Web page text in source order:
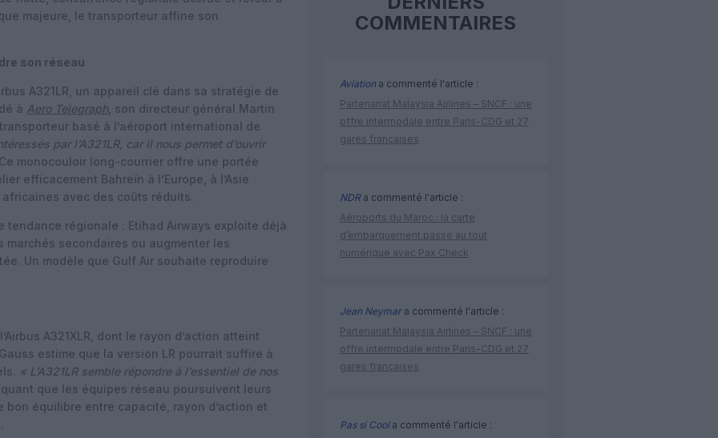
majeure, le transporteur affine son
son réseau
A321LR, un appareil clé dans sa stratégie de
à Aero Telegraph , son directeur général Martin
basé à l’aéroport international de
par l’A321LR, car il nous permet d’ouvrir
monocouloir long-courrier offre une portée
efficacement Bahreïn à l’Europe, à l’Asie
avec des coûts réduits.
tendance régionale : Etihad Airways exploite déjà
marchés secondaires ou augmenter les
Un modèle que Gulf Air souhaite reproduire
A321XLR, dont le rayon d’action atteint
estime que la version LR pourrait suffire à
« L’A321LR semble répondre à l’essentiel de nos
que les équipes réseau poursuivent leurs
bon équilibre entre capacité, rayon d’action et
COMMENTAIRES
Aviation a commenté l'article :
Partenariat Malaysia Airlines – SNCF : une
offre intermodale entre Paris-CDG et 27
gares françaises
NDRa commenté l'article :
Aéroports du Maroc : la carte
d’embarquement passe au tout
numérique avec Pax Check
Jean Neymara commenté l'article :
Partenariat Malaysia Airlines – SNCF : une
offre intermodale entre Paris-CDG et 27
gares françaises
Pas si Coola commenté l'article :